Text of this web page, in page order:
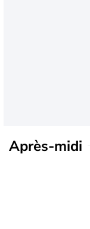
Après-midi